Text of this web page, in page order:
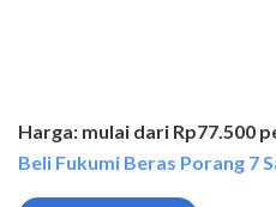
Harga: mulai dari Rp77.500
Beli Fukumi Beras Porang 7